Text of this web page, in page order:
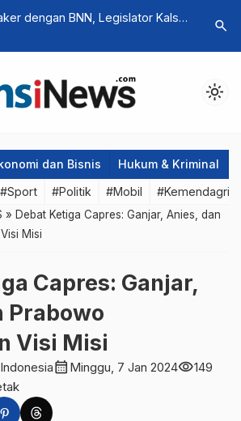
dengan BNN, Legislator Kalsel
Demi
search
light_mode
dan Bisnis Hukum & Kriminal
#Sport #Politik #Mobil #Kemendagri
» Debat Ketiga Capres: Ganjar, Anies, dan
Misi
Capres: Ganjar,
Prabowo
Visi Misi
calendar_month Minggu, 7 Jan 2024visibility149